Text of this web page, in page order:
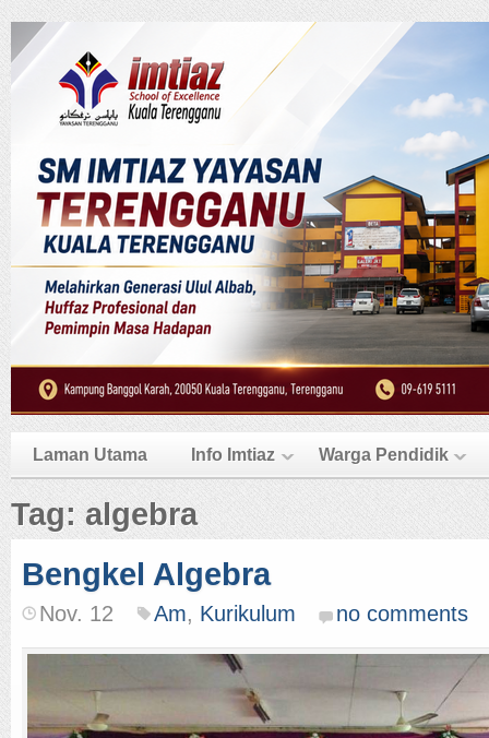
Laman Utama Info Imtiaz Warga Pendidik
Tag: algebra
Bengkel Algebra
Nov. 12 Am, Kurikulum no comments